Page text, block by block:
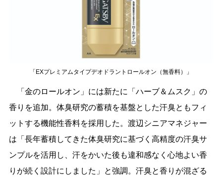
「EXプレミアムタイプデオドラントロールオン（無香料）」
「金のロールオン」には新たに「ハーブ＆ムスク」の
香りを追加。体臭研究の蓄積を基盤とした汗臭ともフィ
ットする機能性香料を採用した。渡辺シニアマネジャー
は「長年蓄積してきた体臭研究に基づく高精度の汗臭サ
ンプルを活用し、汗をかいた後も違和感なく心地よい香
りが続く設計にしました」と強調。汗臭と香りが混ざる